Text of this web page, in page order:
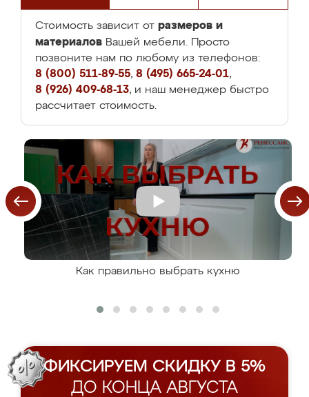
Стоимость зависит от размеров и
материалов Вашей мебели. Просто
позвоните нам по любому из телефонов:
8 (800) 511-89-55, 8 (495) 665-24-01,
8 (926) 409-68-13, и наш менеджер быстро
рассчитает стоимость.
Как правильно выбрать кухню
ФИКСИРУЕМ СКИДКУ В 5%
ДО КОНЦА АВГУСТА